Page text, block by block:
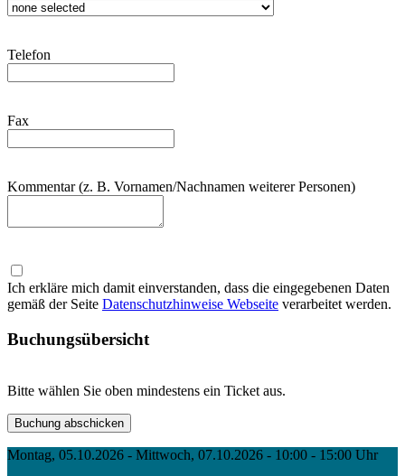
Telefon
Fax
Kommentar (z. B. Vornamen/Nachnamen weiterer Personen)
Ich erkläre mich damit einverstanden, dass die eingegebenen Daten
gemäß der Seite Datenschutzhinweise Webseite verarbeitet werden.
Buchungsübersicht
Bitte wählen Sie oben mindestens ein Ticket aus.
Montag, 05.10.2026 - Mittwoch, 07.10.2026 - 10:00 - 15:00 Uhr